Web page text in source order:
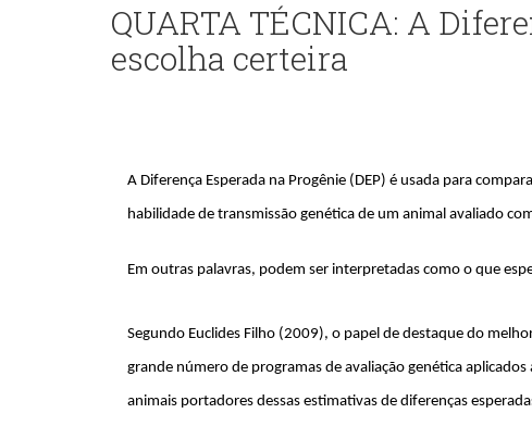
QUARTA TÉCNICA: A
escolha certeira
A Diferença Esperada na Progênie (DEP) é usada para
habilidade de transmissão genética de um animal avaliado
Em outras palavras, podem ser interpretadas como o que
Segundo Euclides Filho (2009), o papel de destaque do
grande número de programas de avaliação genética
animais portadores dessas estimativas de diferenças